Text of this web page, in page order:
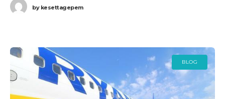
Bizottság rendkívüli intézkedéscsomagot készít elő.
bykesettagepem
BLOG